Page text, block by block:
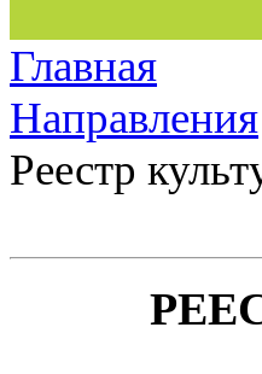
Главная
Направления
Реестр